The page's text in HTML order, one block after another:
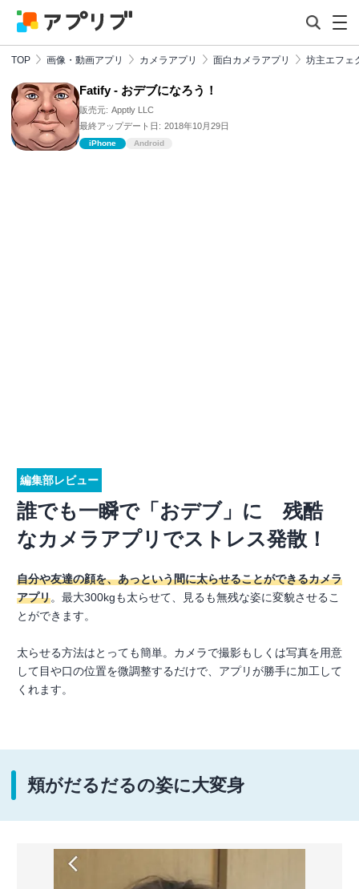
TOP 画像・動画アプリ カメラアプリ 面白カメラアプリ 坊主エフェ
Fatify - おデブになろう！
販売元: Apptly LLC
最終アップデート日: 2018年10月29日
iPhone Android
編集部レビュー
誰でも一瞬で「おデブ」に 残酷
なカメラアプリでストレス発散！
自分や友達の顔を、あっという間に太らせることができるカメラ
アプリ。最大300kgも太らせて、見るも無残な姿に変貌させるこ
とができます。
太らせる方法はとっても簡単。カメラで撮影もしくは写真を用意
して目や口の位置を微調整するだけで、アプリが勝手に加工して
くれます。
頬がだるだるの姿に大変身